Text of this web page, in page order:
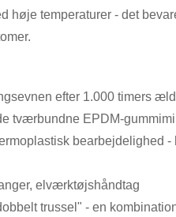
temperaturer - det
efter 1.000 timers
tværbundne EPDM-
bearbejdelighed
elværktøjshåndtag
trussel" - en